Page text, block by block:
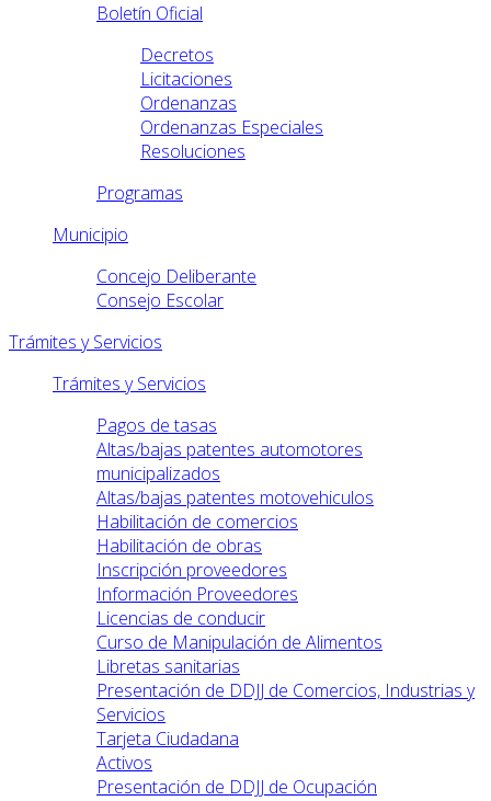
Boletín Oficial
Decretos
Licitaciones
Ordenanzas
Ordenanzas Especiales
Resoluciones
Programas
Municipio
Concejo Deliberante
Consejo Escolar
Trámites y Servicios
Trámites y Servicios
Pagos de tasas
Altas/bajas patentes automotores
municipalizados
Altas/bajas patentes motovehiculos
Habilitación de comercios
Habilitación de obras
Inscripción proveedores
Información Proveedores
Licencias de conducir
Curso de Manipulación de Alimentos
Libretas sanitarias
Presentación de DDJJ de Comercios, Industrias y
Servicios
Tarjeta Ciudadana
Activos
Presentación de DDJJ de Ocupación